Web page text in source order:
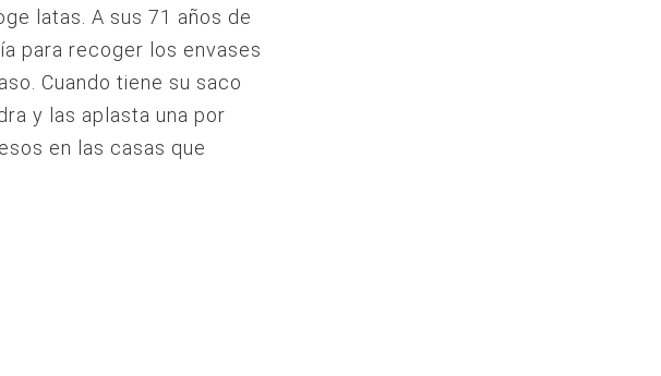
latas. A sus 71 años de
para recoger los envases
Cuando tiene su saco
y las aplasta una por
en las casas que